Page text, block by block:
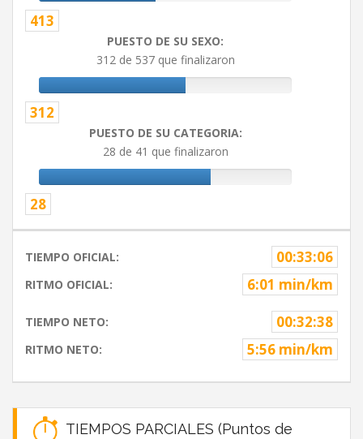
413
PUESTO DE SU SEXO:
312 de 537 que finalizaron
312
PUESTO DE SU CATEGORIA:
28 de 41 que finalizaron
28
TIEMPO OFICIAL: 00:33:06
RITMO OFICIAL: 6:01 min/km
TIEMPO NETO: 00:32:38
RITMO NETO: 5:56 min/km
TIEMPOS PARCIALES (Puntos de